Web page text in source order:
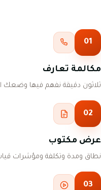
01
مكالمة تعارف
ثلاثون دقيقة نفهم فيها وضعك
02
عرض مكتوب
نطاق ومدة وتكلفة ومؤشرات
03